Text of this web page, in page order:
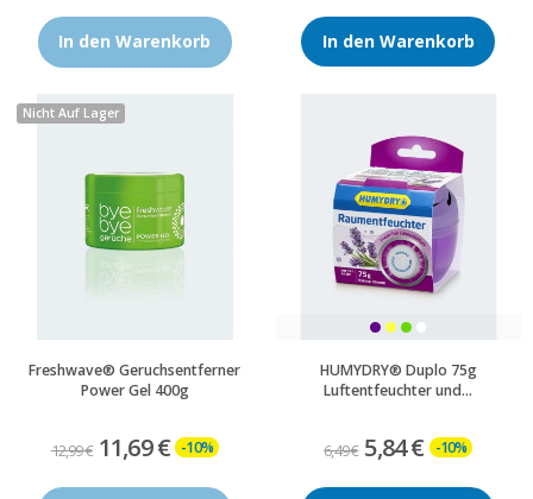
In den Warenkorb In den Warenkorb
Nicht Auf Lager
Freshwave® Geruchsentferner
Power Gel 400g
12,99 € 11,69 € -10%
HUMYDRY® Duplo 75g
Luftentfeuchter und...
6,49 € 5,84 € -10%